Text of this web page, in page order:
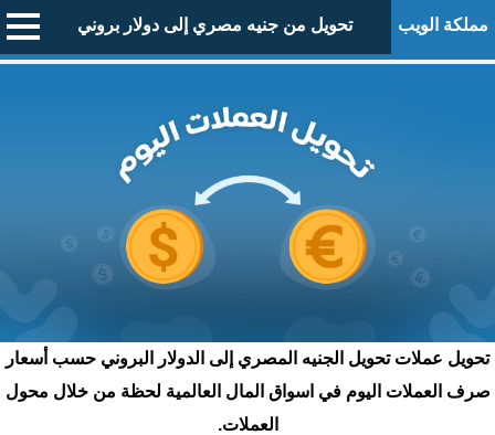
مملكة الويب تحويل من جنيه مصري إلى دولار بروني
تحويل عملات تحويل الجنيه المصري إلى الدولار البروني حسب أسعار
صرف العملات اليوم في اسواق المال العالمية لحظة من خلال محول
العملات.